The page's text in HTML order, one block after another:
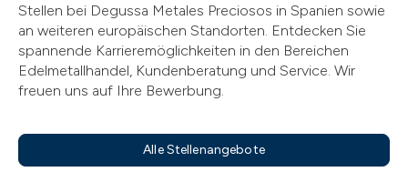
Stellen bei Degussa Metales Preciosos in Spanien sowie
an weiteren europäischen Standorten. Entdecken Sie
spannende Karrieremöglichkeiten in den Bereichen
Edelmetallhandel, Kundenberatung und Service. Wir
freuen uns auf Ihre Bewerbung.
Alle Stellenangebote